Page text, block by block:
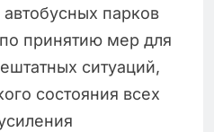
парков
принятию мер для
ситуаций,
состояния всех